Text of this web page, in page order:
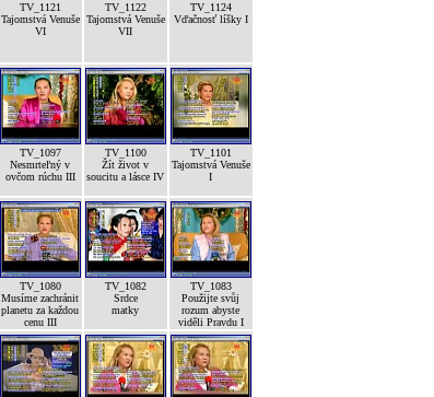
TV_1121
Tajomstvá Venuše
VI
TV_1122
Tajomstvá Venuše
VII
TV_1124
Vďačnosť líšky I
TV_1097
Nesmrteľný v
ovčom rúchu III
TV_1100
Žít život v
soucitu a lásce IV
TV_1101
Tajomstvá Venuše
I
TV_1080
Musíme zachránit
planetu za každou
cenu III
TV_1082
Srdce
matky
TV_1083
Použijte svůj
rozum abyste
viděli Pravdu I